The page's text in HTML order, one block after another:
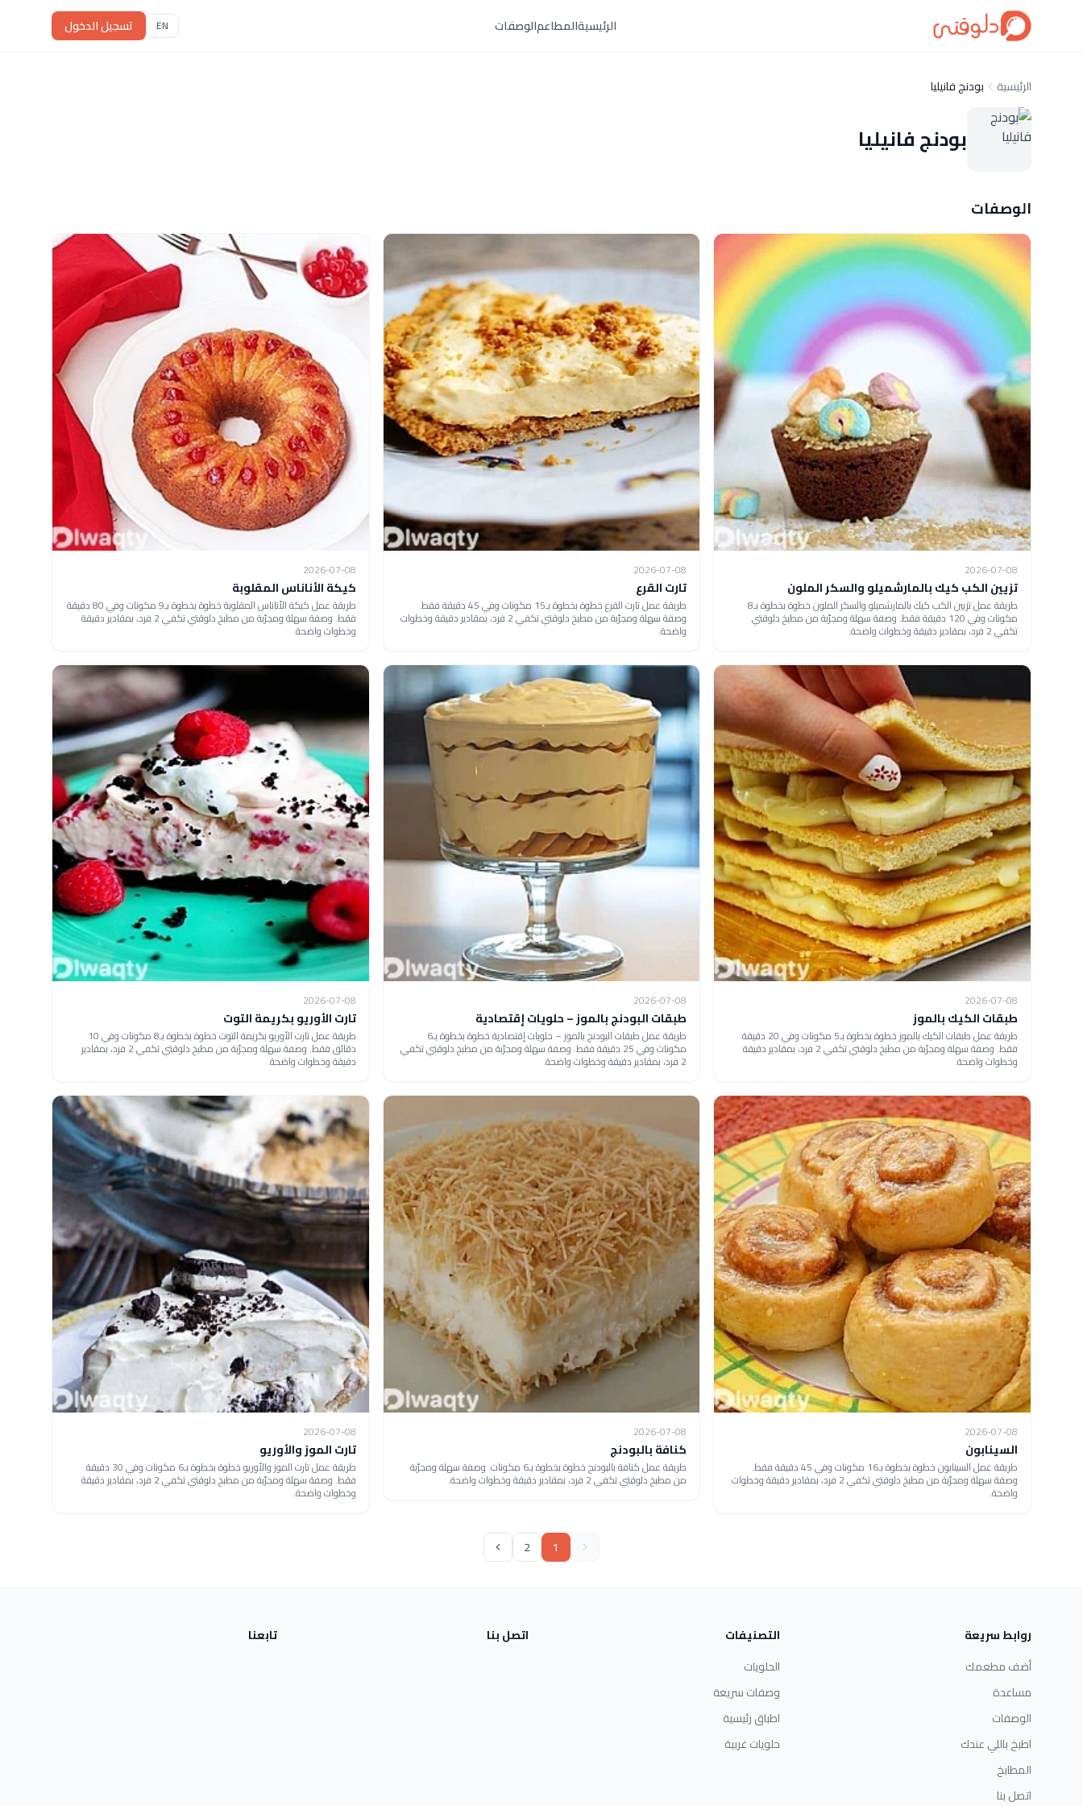
الرئيسيةالمطاعمالوصفات EN تسجيل الدخول
الرئيسية بودنج فانيليا
بودنج فانيليا
الوصفات
2026-07-08
تزيين الكب كيك بالمارشميلو والسكر الملون
طريقة عمل تزيين الكب كيك بالمارشميلو والسكر الملون خطوة بخطوة بـ8
مكونات وفي 120 دقيقة فقط. وصفة سهلة ومجرّبة من مطبخ دلوقتي
تكفي 2 فرد، بمقادير دقيقة وخطوات واضحة.
2026-07-08
تارت القرع
طريقة عمل تارت القرع خطوة بخطوة بـ15 مكونات وفي 45 دقيقة فقط.
وصفة سهلة ومجرّبة من مطبخ دلوقتي تكفي 2 فرد، بمقادير دقيقة وخطوات
واضحة.
2026-07-08
كيكة الأناناس المقلوبة
طريقة عمل كيكة الأناناس المقلوبة خطوة بخطوة بـ9 مكونات وفي 80 دقيقة
فقط. وصفة سهلة ومجرّبة من مطبخ دلوقتي تكفي 2 فرد، بمقادير دقيقة
وخطوات واضحة.
2026-07-08
طبقات الكيك بالموز
طريقة عمل طبقات الكيك بالموز خطوة بخطوة بـ5 مكونات وفي 20 دقيقة
فقط. وصفة سهلة ومجرّبة من مطبخ دلوقتي تكفي 2 فرد، بمقادير دقيقة
وخطوات واضحة.
2026-07-08
طبقات البودنج بالموز – حلويات إقتصادية
طريقة عمل طبقات البودنج بالموز – حلويات إقتصادية خطوة بخطوة بـ6
مكونات وفي 25 دقيقة فقط. وصفة سهلة ومجرّبة من مطبخ دلوقتي تكفي
2 فرد، بمقادير دقيقة وخطوات واضحة.
2026-07-08
تارت الأوريو بكريمة التوت
طريقة عمل تارت الأوريو بكريمة التوت خطوة بخطوة بـ8 مكونات وفي 10
دقائق فقط. وصفة سهلة ومجرّبة من مطبخ دلوقتي تكفي 2 فرد، بمقادير
دقيقة وخطوات واضحة.
2026-07-08
السينابون
طريقة عمل السينابون خطوة بخطوة بـ16 مكونات وفي 45 دقيقة فقط.
وصفة سهلة ومجرّبة من مطبخ دلوقتي تكفي 2 فرد، بمقادير دقيقة وخطوات
واضحة.
2026-07-08
كنافة بالبودنج
طريقة عمل كنافة بالبودنج خطوة بخطوة بـ6 مكونات. وصفة سهلة ومجرّبة
من مطبخ دلوقتي تكفي 2 فرد، بمقادير دقيقة وخطوات واضحة.
2026-07-08
تارت الموز والأوريو
طريقة عمل تارت الموز والأوريو خطوة بخطوة بـ6 مكونات وفي 30 دقيقة
فقط. وصفة سهلة ومجرّبة من مطبخ دلوقتي تكفي 2 فرد، بمقادير دقيقة
وخطوات واضحة.
1
2
روابط سريعة
أضف مطعمك
مساعدة
الوصفات
اطبخ باللي عندك
المطابخ
اتصل بنا
التصنيفات
الحلويات
وصفات سريعة
اطباق رئيسية
حلويات غربية
اتصل بنا تابعنا